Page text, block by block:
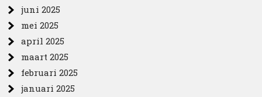
juni 2025
mei 2025
april 2025
maart 2025
februari 2025
januari 2025